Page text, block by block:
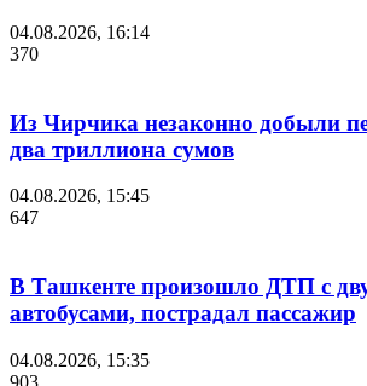
04.08.2026, 16:14
370
Из Чирчика незаконно добыли
два триллиона сумов
04.08.2026, 15:45
647
В Ташкенте произошло ДТП с
автобусами, пострадал пассажир
04.08.2026, 15:35
903